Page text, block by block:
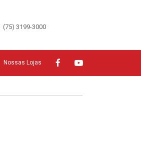
(75) 3199-3000
Nossas Lojas